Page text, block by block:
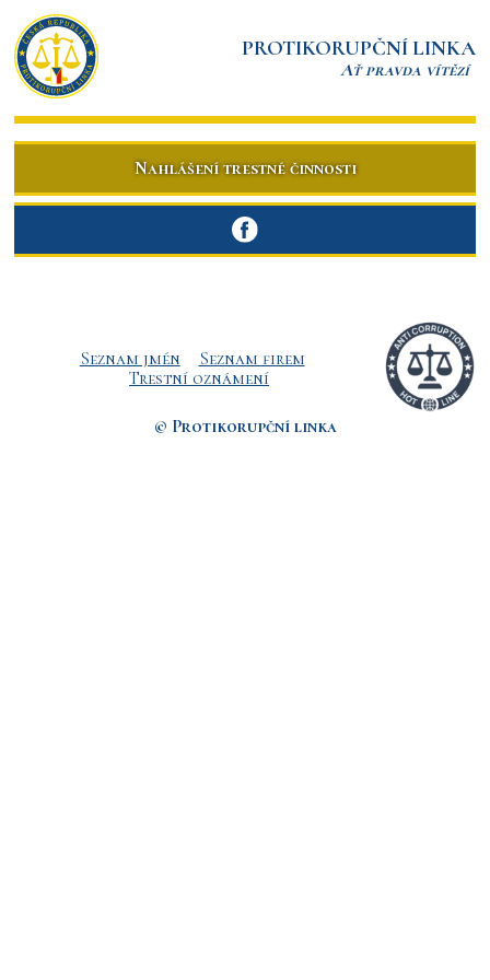
PROTIKORUPČNÍ LINKA
Ať pravda vítězí
Nahlášení trestné činnosti
Seznam jmén
Seznam firem
Trestní oznámení
© Protikorupční linka